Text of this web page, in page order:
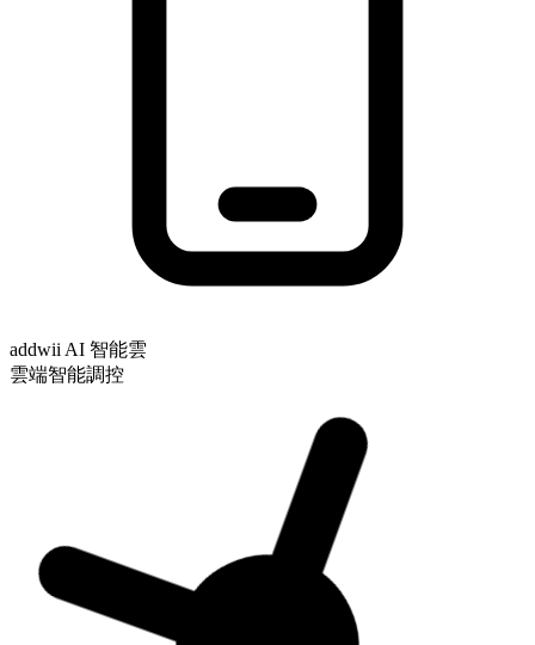
addwii AI 智能雲
雲端智能調控